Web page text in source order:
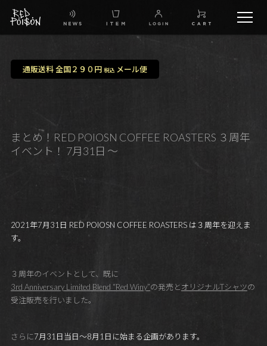
FB
通販送料 全国２９０円 税込メール便
まとめ！RED POIOSN COFFEE ROASTERS ３周年
イベント！ 7月31日 ～
2021年7月31日 RED POIOSN COFFEE ROASTERS は３周年を迎えま
す。
３周年のイベントとして、既に
3rd Anniversary Limited Blend “Red Winy”の発売とオリジナルTシャツの
受注販売を行いました。
さらに7月31日当日～8月1日に始まる企画があります。